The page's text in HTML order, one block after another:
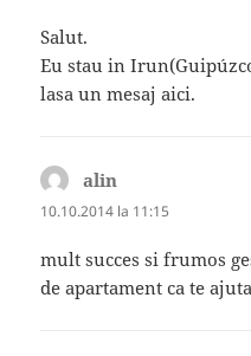
Salut.
Eu stau in
lasa un mesaj aici.
alin
10.10.2014 la 11:15
mult succes si frumos
de apartament ca te ajuta